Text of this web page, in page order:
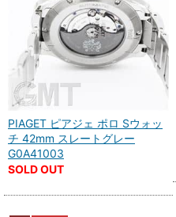
PIAGET ピアジェ ポロ Sウォッ
チ 42mm スレートグレー
G0A41003
SOLD OUT